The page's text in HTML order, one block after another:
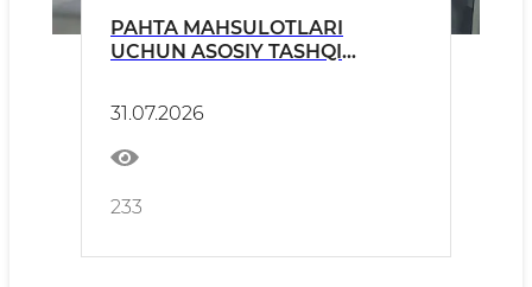
PAHTA MAHSULOTLARI
UCHUN ASOSIY TASHQI
31.07.2026
233